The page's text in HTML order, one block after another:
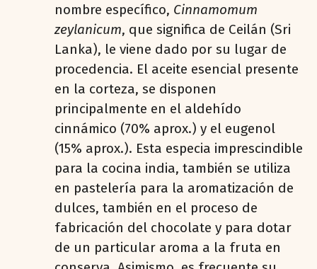
nombre específico, Cinnamomum
zeylanicum, que significa de Ceilán (Sri
Lanka), le viene dado por su lugar de
procedencia. El aceite esencial presente
en la corteza, se disponen
principalmente en el aldehído
cinnámico (70% aprox.) y el eugenol
(15% aprox.). Esta especia imprescindible
para la cocina india, también se utiliza
en pastelería para la aromatización de
dulces, también en el proceso de
fabricación del chocolate y para dotar
de un particular aroma a la fruta en